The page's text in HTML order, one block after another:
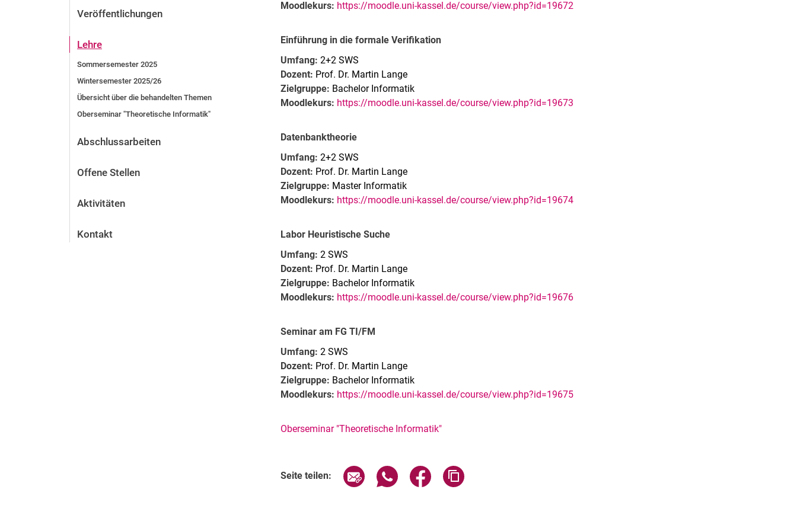
Veröffentlichungen
Lehre
Sommersemester 2025
Wintersemester 2025/26
Übersicht über die behandelten Themen
Oberseminar "Theoretische Informatik"
Abschlussarbeiten
Offene Stellen
Aktivitäten
Kontakt
Moodlekurs: https://moodle.uni-kassel.de/course/view.php?id=19672
Einführung in die formale Verifikation
Umfang: 2+2 SWS
Dozent: Prof. Dr. Martin Lange
Zielgruppe: Bachelor Informatik
Moodlekurs: https://moodle.uni-kassel.de/course/view.php?id=19673
Datenbanktheorie
Umfang:2+2 SWS
Dozent: Prof. Dr. Martin Lange
Zielgruppe: Master Informatik
Moodlekurs: https://moodle.uni-kassel.de/course/view.php?id=19674
Labor Heuristische Suche
Umfang:2 SWS
Dozent: Prof. Dr. Martin Lange
Zielgruppe: Bachelor Informatik
Moodlekurs: https://moodle.uni-kassel.de/course/view.php?id=19676
Seminar am FG TI/FM
Umfang:2 SWS
Dozent: Prof. Dr. Martin Lange
Zielgruppe: Bachelor Informatik
Moodlekurs: https://moodle.uni-kassel.de/course/view.php?id=19675
Oberseminar "Theoretische Informatik"
Seite teilen: Seite über E-Mail teilen
Seite über WhatsApp teilen (externer Link, öffnet neues Fenster)
Seite über Facebook teilen (externer Link, öffnet neues Fenster)